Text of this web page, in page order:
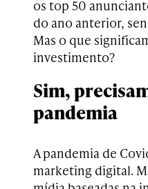
os top 50
do ano anterior,
Mas o que
investimento?
Sim,
pandemia
A pandemia de
marketing digital.